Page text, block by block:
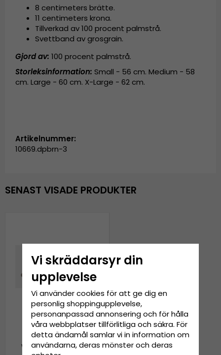
8 centimeters brätte.
11 centimeters krona.
Tillverkad av100 procent palmstrå.
Svettband av grosgrain.
Gjord av: 100 procent palmstrå.
Storleksinformation: Small - 56 cm. Medium - 58
cm. Large - 60 cm. X-Large - 62 cm.
Artikelnummer:
10669.dpbrn-3
SENAST VISADE PRODUKTER
Hattar - Brixton Marcos
Wide Brim Straw Fedora
Vi skräddarsyr din
upplevelse
Vi använder cookies för att ge dig en
personlig shoppingupplevelse,
personanpassad annonsering och för hålla
våra webbplatser tillförlitliga och säkra. För
detta ändamål samlar vi in information om
användarna, deras mönster och deras